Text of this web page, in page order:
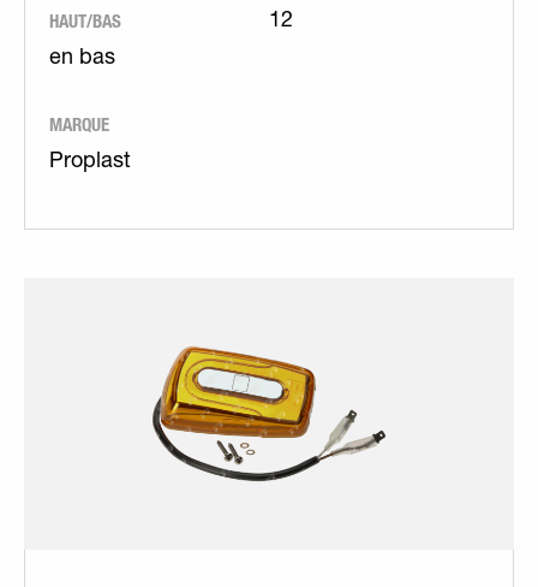
HAUT/BAS
en bas
12
MARQUE
Proplast